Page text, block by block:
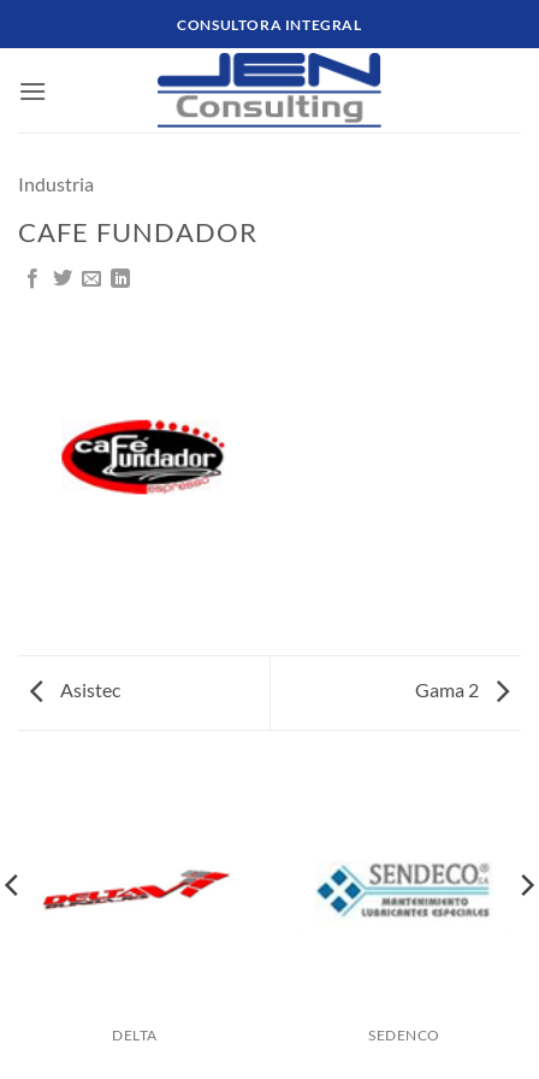
al
CONSULTORA INTEGRAL
Industria
CAFE FUNDADOR
Asistec Gama 2
DELTA SEDENCO